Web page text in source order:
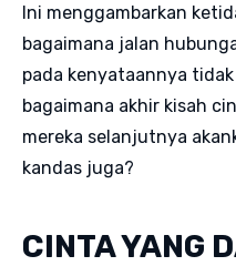
Ini menggambarkan
bagaimana jalan
pada kenyataannya
bagaimana akhir kisah
mereka selanjutnya
kandas juga?
CINTA YANG